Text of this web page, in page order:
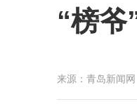
“榜
来源： 青岛新闻网